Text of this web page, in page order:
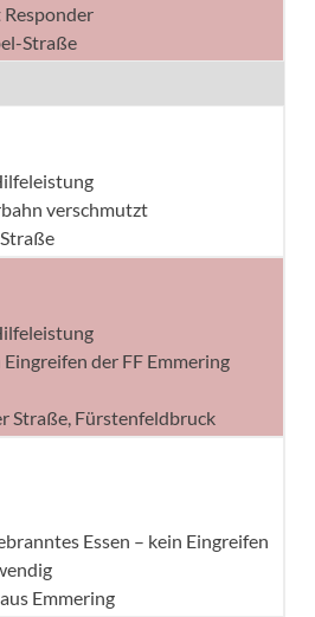
Responder
Straße
verschmutzt
Eingreifen der FF Emmering
Straße, Fürstenfeldbruck
Essen – kein Eingreifen
Emmering